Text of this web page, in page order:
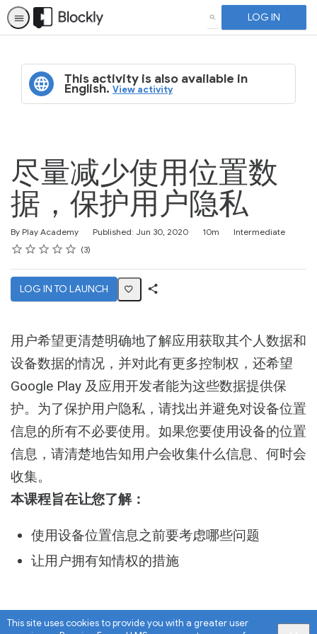
This site uses cookies to provide you with a greater user
SEARCH LOG IN
This activity is also available in
English.View activity
尽量减少使用位置数
据，保护用户隐私
By Play Academy Published: Jun 30, 2020
Duration 10m
Difficulty
Intermediate
Rating
1 star
2 stars
3 stars
4 stars
5 stars
Average rating: 4.7 3
3 reviews
LOG IN TO LAUNCH
用户希望更清楚明确地了解应用获取其个人数据和
设备数据的情况，并对此有更多控制权，还希望
Google Play 及应用开发者能为这些数据提供保
护。为了保护用户隐私，请找出并避免对设备位置
信息的所有不必要使用。如果您要使用设备的位置
信息，请清楚地告知用户会收集什么信息、何时会
收集。
本课程旨在让您了解：
使用设备位置信息之前要考虑哪些问题
让用户拥有知情权的措施